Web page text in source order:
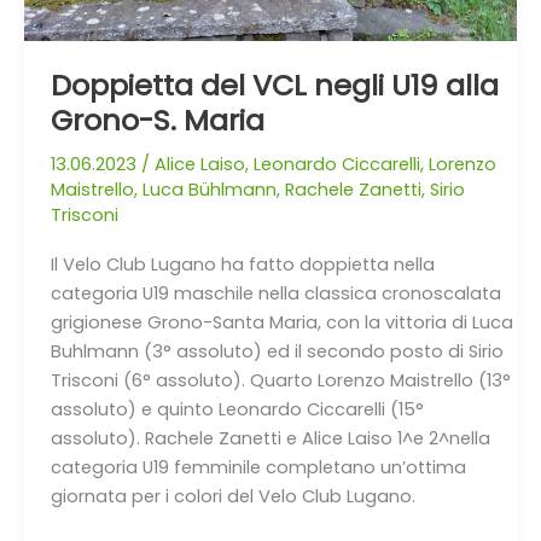
Doppietta del VCL negli U19 alla
Grono-S. Maria
13.06.2023 / Alice Laiso, Leonardo Ciccarelli, Lorenzo
Maistrello, Luca Bühlmann, Rachele Zanetti, Sirio
Trisconi
Il Velo Club Lugano ha fatto doppietta nella
categoria U19 maschile nella classica cronoscalata
grigionese Grono-Santa Maria, con la vittoria di Luca
Buhlmann (3° assoluto) ed il secondo posto di Sirio
Trisconi (6° assoluto). Quarto Lorenzo Maistrello (13°
assoluto) e quinto Leonardo Ciccarelli (15°
assoluto). Rachele Zanetti e Alice Laiso 1^e 2^nella
categoria U19 femminile completano un’ottima
giornata per i colori del Velo Club Lugano.